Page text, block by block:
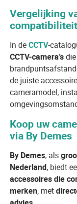
Vergelijking
In deCCTV-
CCTV-camera’s
de juiste
cameramodel,
Koop uw
via By Demes
By Demes, als
Nederland, biedt
accessoires die
merken, met